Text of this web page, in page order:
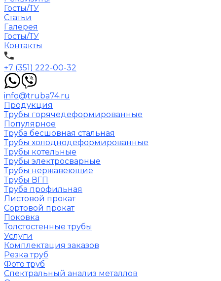
Госты/ТУ
Статьи
Галерея
Госты/ТУ
Контакты
+7 (351) 222-00-32
info@truba74.ru
Продукция
Трубы горячедеформированные
Популярное
Труба бесшовная стальная
Трубы холоднодеформированные
Трубы котельные
Трубы электросварные
Трубы нержавеющие
Трубы ВГП
Труба профильная
Листовой прокат
Сортовой прокат
Поковка
Толстостенные трубы
Услуги
Комплектация заказов
Резка труб
Фото труб
Спектральный анализ металлов